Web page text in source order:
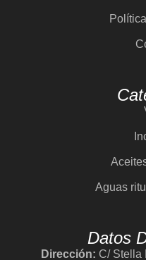
Aguas
Datos
Dirección: C/ Stella